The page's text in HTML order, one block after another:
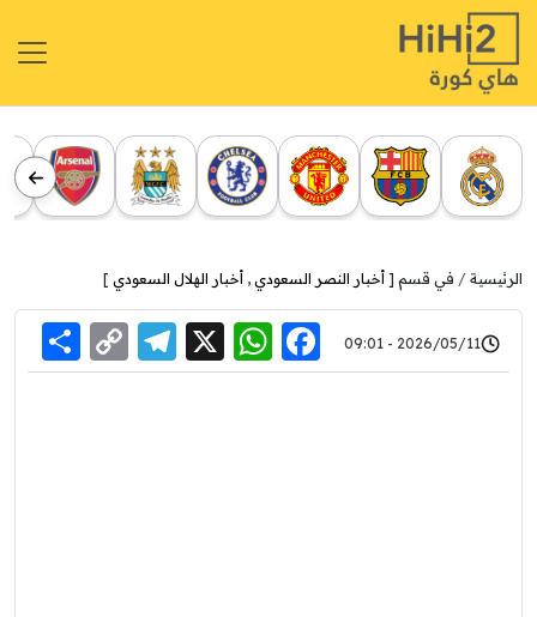
الرئيسية في قسم [ أخبار النصر السعودي , أخبار الهلال السعودي ]
2026/05/11 - 09:01
Facebook
WhatsApp
X
Link